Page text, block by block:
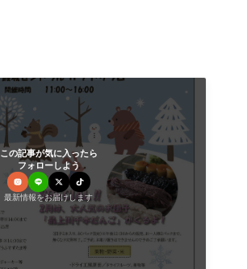
この記事が気に入ったら
フォローしよう
最新情報をお届けします